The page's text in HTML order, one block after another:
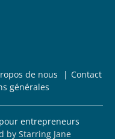
de nous
Contact
générales
entrepreneurs
by Starring Jane